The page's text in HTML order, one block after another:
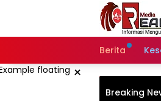
Berita
×
Breaking